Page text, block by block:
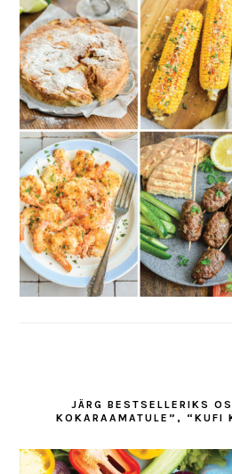
JÄRG BESTSELLERIKS
KOKARAAMATULE”, “KUFI